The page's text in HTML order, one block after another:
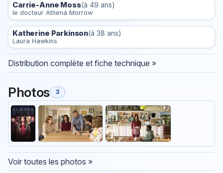
Carrie-Anne Moss(à 49 ans)
le docteur Athena Morrow
Katherine Parkinson(à 38 ans)
Laura Hawkins
Distribution complète et fiche technique »
Photos 3
Voir toutes les photos »